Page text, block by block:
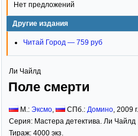
Нет предложений
Другие издания
Читай Город — 759 руб
Ли Чайлд
Поле смерти
М.: Эксмо СПб.: Домино 2009 г.
Серия: Мастера детектива. Ли Чайлд
Тираж: 4000 экз.